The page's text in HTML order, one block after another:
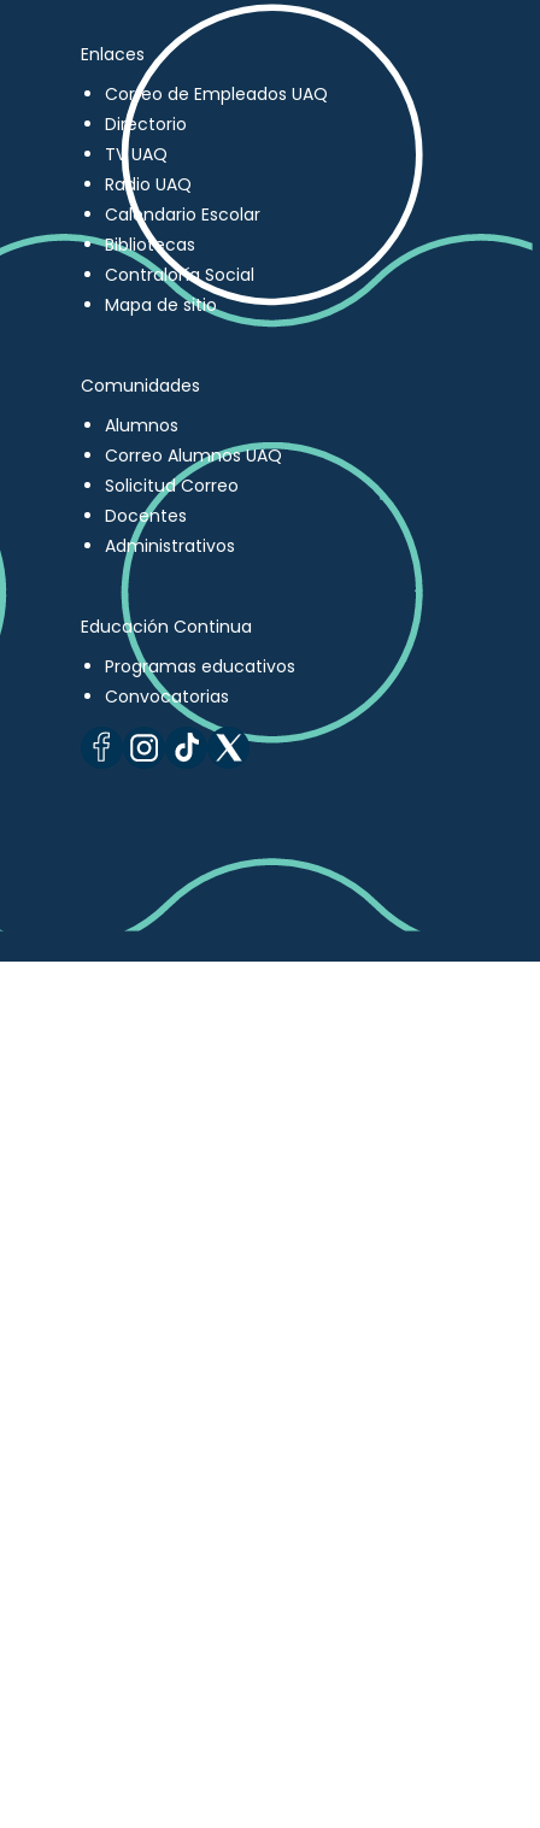
Enlaces
Correo de Empleados UAQ
Directorio
TV UAQ
Radio UAQ
Calendario Escolar
Bibliotecas
Contraloría Social
Mapa de sitio
Comunidades
Alumnos
Correo Alumnos UAQ
Solicitud Correo
Docentes
Administrativos
Educación Continua
Programas educativos
Convocatorias